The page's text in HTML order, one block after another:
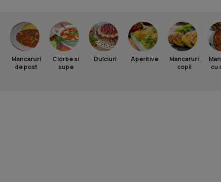
Mancaruri
de post
Ciorbe si
supe
Dulciuri Aperitive
Mancaruri
copii
cu